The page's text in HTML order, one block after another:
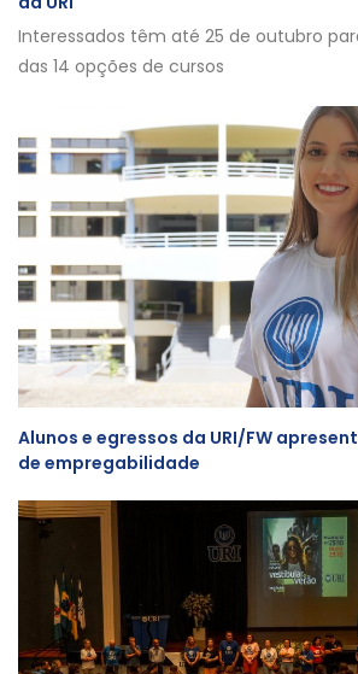
Interessados têm até 25 de outubro
das 14 opções de cursos
Alunos e egressos da URI/FW
de empregabilidade